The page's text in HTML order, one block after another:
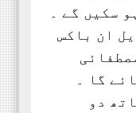
سکیں گے ۔
ان باکس
گا ۔
دو